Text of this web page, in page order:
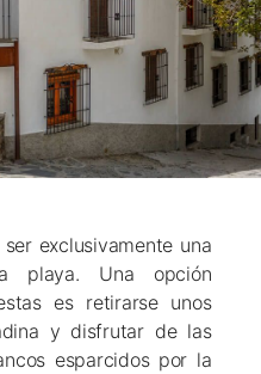
exclusivamente una
playa. Una opción
es retirarse unos
y disfrutar de las
esparcidos por la